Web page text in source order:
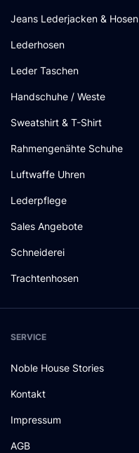
Jeans Lederjacken & Hosen
Lederhosen
Leder Taschen
Handschuhe / Weste
Sweatshirt & T-Shirt
Rahmengenähte Schuhe
Luftwaffe Uhren
Lederpflege
Sales Angebote
Schneiderei
Trachtenhosen
SERVICE
Noble House Stories
Kontakt
Impressum
AGB